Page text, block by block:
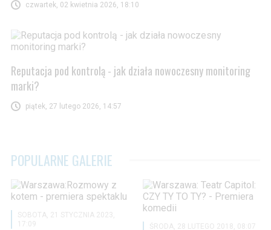
czwartek, 02 kwietnia 2026, 18:10
Reputacja pod kontrolą - jak działa nowoczesny monitoring
marki?
piątek, 27 lutego 2026, 14:57
POPULARNE GALERIE
SOBOTA, 21 STYCZNIA 2023,
17:09
ŚRODA, 28 LUTEGO 2018, 08:07